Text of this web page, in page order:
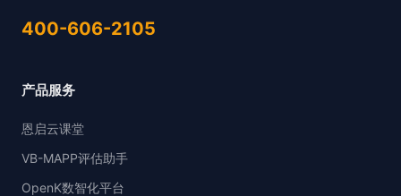
400-606-2105
产品服务
恩启云课堂
VB-MAPP评估助手
OpenK数智化平台